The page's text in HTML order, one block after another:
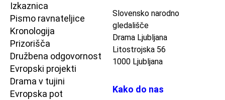
Izkaznica
Pismo ravnateljice
Kronologija
Prizorišča
Družbena odgovornost
Evropski projekti
Drama v tujini
Evropska pot
Slovensko narodno
gledališče
Drama Ljubljana
Litostrojska 56
1000 Ljubljana
Kako do nas